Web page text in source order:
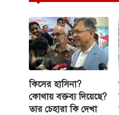
কিসের হাসিনা?
কোথায় বক্তব্য দিয়েছে?
তার চেহারা কি দেখা